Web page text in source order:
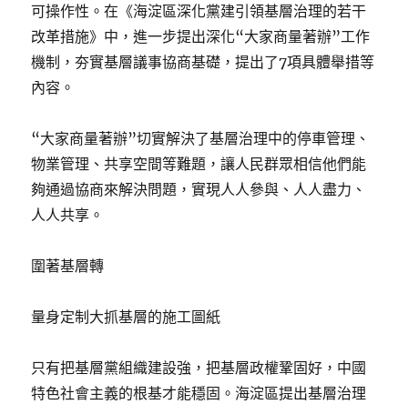
可操作性。在《海淀區深化黨建引領基層治理的若干
改革措施》中，進一步提出深化“大家商量著辦”工作
機制，夯實基層議事協商基礎，提出了7項具體舉措等
內容。
“大家商量著辦”切實解決了基層治理中的停車管理、
物業管理、共享空間等難題，讓人民群眾相信他們能
夠通過協商來解決問題，實現人人參與、人人盡力、
人人共享。
圍著基層轉
量身定制大抓基層的施工圖紙
只有把基層黨組織建設強，把基層政權鞏固好，中國
特色社會主義的根基才能穩固。海淀區提出基層治理